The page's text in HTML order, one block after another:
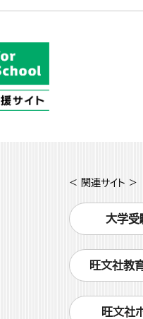
< 関連サイト >
大学受
旺文社教
旺文社